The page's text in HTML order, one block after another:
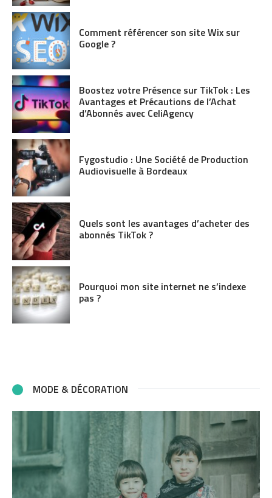
Comment référencer son site Wix sur
Google ?
Boostez votre Présence sur TikTok : Les
Avantages et Précautions de l’Achat
d’Abonnés avec CeliAgency
Fygostudio : Une Société de Production
Audiovisuelle à Bordeaux
Quels sont les avantages d’acheter des
abonnés TikTok ?
Pourquoi mon site internet ne s’indexe
pas ?
MODE & DÉCORATION